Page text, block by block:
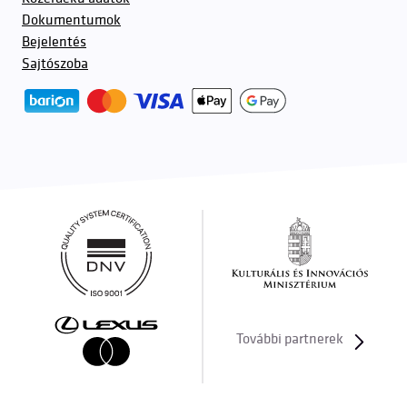
Dokumentumok
Bejelentés
Sajtószoba
További partnerek